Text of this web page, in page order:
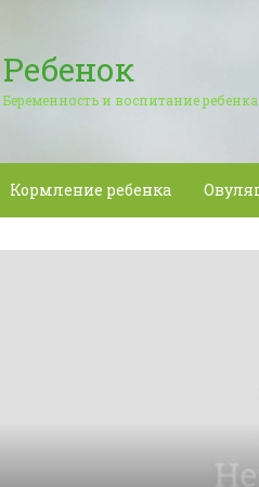
Ребенок
Беременность и воспитание ребенка
Кормление ребенка